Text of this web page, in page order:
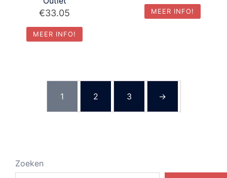
€33.05
MEER INFO!
MEER INFO!
1 2 3 →
Zoeken